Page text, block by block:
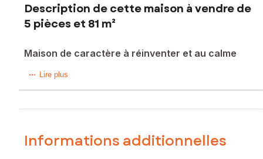
Description de cette maison à vendre de
5 pièces et 81 m²
Maison de caractère à réinventer et au calme
Située sur les hauteurs de Pré-en-Pail, dans un hameau
lumineux équipé d’un poêle à bois, d’une cuisine ouverte,
d’un WC indépendant et d’un débarras. À l’étage, l’espace
Lire plus
Informations additionnelles